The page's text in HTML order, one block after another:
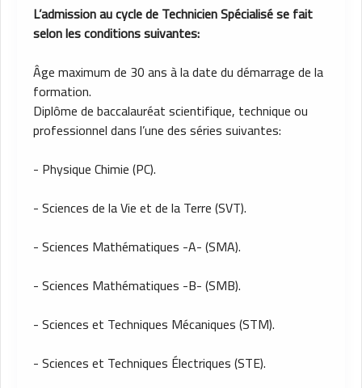
L’admission au cycle de Technicien Spécialisé se fait
selon les conditions suivantes:
Âge maximum de 30 ans à la date du démarrage de la
formation.
Diplôme de baccalauréat scientifique, technique ou
professionnel dans l’une des séries suivantes:
- Physique Chimie (PC).
- Sciences de la Vie et de la Terre (SVT).
- Sciences Mathématiques -A- (SMA).
- Sciences Mathématiques -B- (SMB).
- Sciences et Techniques Mécaniques (STM).
- Sciences et Techniques Électriques (STE).